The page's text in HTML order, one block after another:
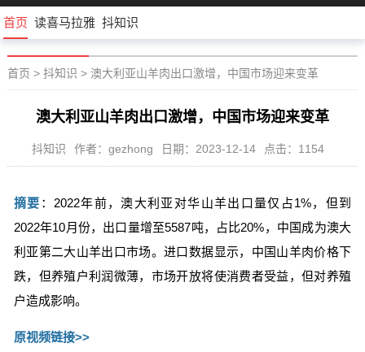
首页 读喜马拉雅 抖知识
首页 > 抖知识 > 澳大利亚山羊肉出口激增，中国市场迎来变革
澳大利亚山羊肉出口激增，中国市场迎来变革
抖知识 作者：gezhong 日期：2023-12-14 点击：1154
摘要 ：2022年前，澳大利亚对华山羊出口量仅占1%，但到
2022年10月份，出口量增至5587吨，占比20%，中国成为澳大
利亚第二大山羊出口市场。进口数据显示，中国山羊肉价格下
跌，但养殖户利润微薄，市场开放将使消费者受益，但对养殖
户造成影响。
原视频链接>>